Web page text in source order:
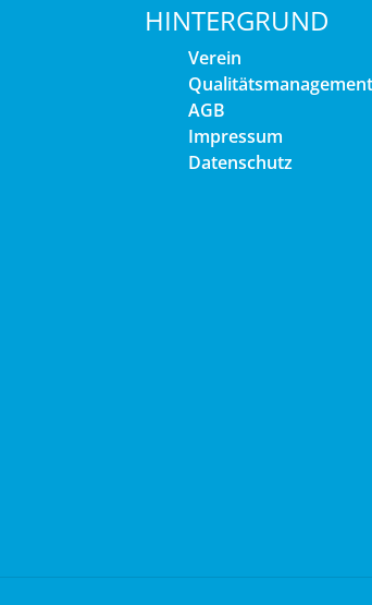
HINTERGRUND
Verein
Qualitätsmanagement
AGB
Impressum
Datenschutz